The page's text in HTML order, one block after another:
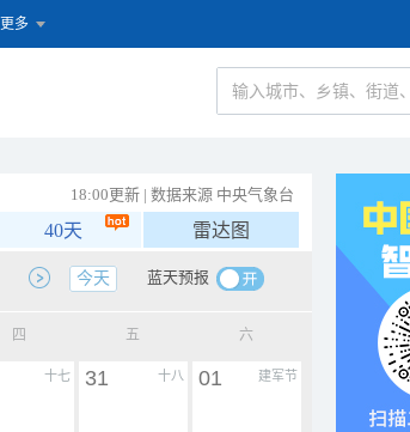
更多
18:00更新 | 数据来源 中央气象台
40天 雷达图
蓝天预报
今天
四 五 六
十七 十八
31 建军节
01